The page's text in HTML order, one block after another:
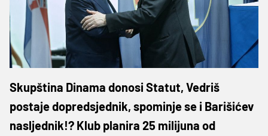
Skupština Dinama donosi Statut, Vedriš
postaje dopredsjednik, spominje se i Barišićev
nasljednik!? Klub planira 25 milijuna od